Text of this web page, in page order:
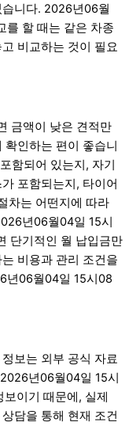
니다. 2026년06월
를 할 때는 같은 차종
비교하는 것이 필요
금액이 낮은 견적만
확인하는 편이 좋습니
함되어 있는지, 자기
포함되는지, 타이어
차는 어떤지에 따라
년06월04일 15시
단기적인 월 납입금만
비용과 관리 조건을
년06월04일 15시08
보는 외부 공식 자료
년06월04일 15시
이기 때문에, 실제
담을 통해 현재 조건